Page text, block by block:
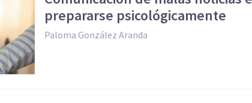
prepararse psicológicamente
Paloma González Aranda